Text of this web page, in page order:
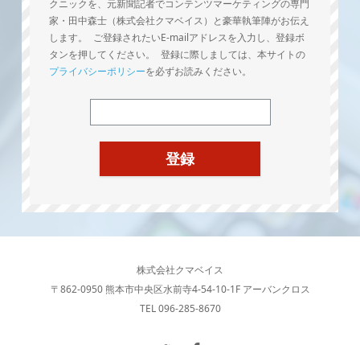
クニックを、元新聞記者でコンテンツマーケティングの専門
家・田中森士（株式会社クマベイス）と豪華執筆陣がお伝え
します。 ご登録されたいE-mailアドレスを入力し、登録ボ
タンを押してください。 登録に際しましては、本サイトの
プライバシーポリシーを必ずお読みください。
株式会社クマベイス
〒862-0950 熊本市中央区水前寺4-54-10-1F アーバンクロス
TEL 096-285-8670